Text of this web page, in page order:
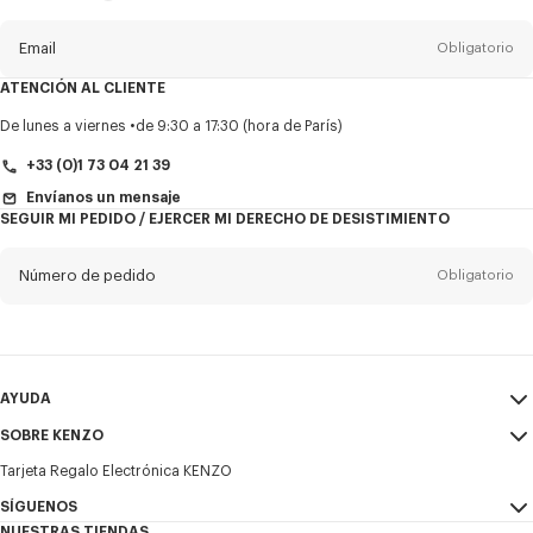
Email Obligatorio
TítuloObligatorio
Deseo recibir comunicaciones sobre los productos, servicios y
eventos de KENZO, que pueden ser personalizados, especialmente en
ATENCIÓN AL CLIENTE
De lunes a viernes de 9:30 a 17:30 (hora de París)
+33 (0)1 73 04 21 39
Envíanos un mensaje
SEGUIR MI PEDIDO / EJERCER MI DERECHO DE DESISTIMIENTO
Número de pedido Obligatorio
AYUDA
Mi Cuenta
Guía de tallas
Preguntas frecuentes
SOBRE KENZO
Condiciones de venta
Aviso Legal y Condiciones de uso
Tarjeta Regalo Electrónica KENZO
SÍGUENOS